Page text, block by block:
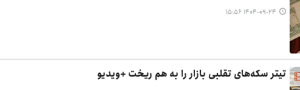
۱۴۰۴-۰۹-۲۴ ۱۵:۵۶
تیتر سکه‌های تقلبی بازار را به هم ریخت +ویدیو